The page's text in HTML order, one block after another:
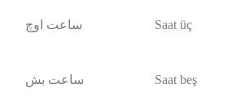
Saat üç ساعت اوچ
Saat beş ساعت بش